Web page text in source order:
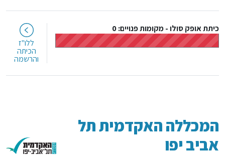
כיתת אופק סולו-מקומות פנויים: 0
ללו"ז
הכיתה
והרשמה
המכללה האקדמית תל
אביב יפו